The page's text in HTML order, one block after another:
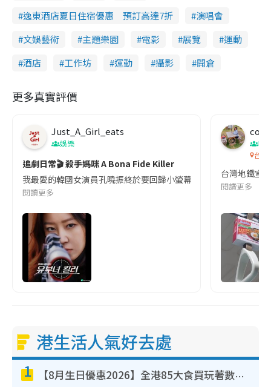
逸東酒店夏日住宿優惠 預訂高達7折
演唱會
文娛藝術
主題樂園 電影 展覽
運動
酒店
工作坊 運動 攝影 開倉
更多真實評價
Just_A_Girl_eats
娛樂
追劇日常🎬 殺手媽咪 A Bona Fide Killer
我最愛的韓國女演員孔曉振終於要回歸小螢幕啦!這次的劇本改編
閱讀更多
co
吹
台灣
台灣地鐵宣
閱讀更多
港生活人氣好去處
1 【8月生日優惠2026】全港85大食買玩著數攻略 自助餐/火鍋放題同行免費＋誠品/DONKI送現金券